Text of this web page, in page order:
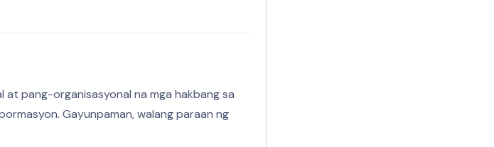
pang-organisasyonal na mga hakbang sa
Gayunpaman, walang paraan ng